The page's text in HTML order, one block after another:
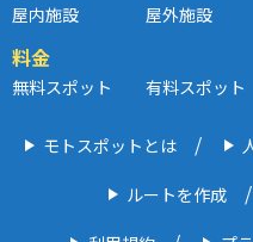
屋内施設 屋外施設
料金
無料スポット 有料スポット
モトスポットとは
ルートを作成